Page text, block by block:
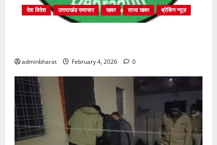
देश विदेश उत्तराखंड समाचार खबर ताजा खबर ब्रेकिंग न्यूज़
adminbharat February 4, 2026 0